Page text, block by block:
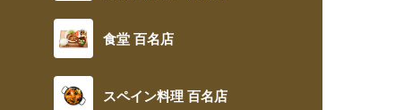
食堂 百名店
スペイン料理 百名店